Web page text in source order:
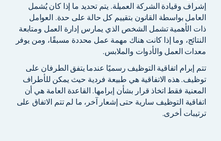
إشراف وقيادة الشركة العميلة. يتم تحديد ما إذا كان يُشمل
العامل بواسطة القانون بتقييم كل حالة على حدة. العوامل
ذات الأهمية تشمل الشخص الذي يمارس إدارة العمل ومتابعة
النتائج، وما إذا كانت هناك مهمة عمل محددة مسبقًا، ومن يوفر
معدات العمل والأدوات والملابس.
تتم إبرام اتفاقية التوظيف رسميًا عندما يتفق الطرفان على
توظيف. هذه الاتفاقية هي طبيعة فردية حيث يمكن للأطراف
المعنية فقط اتخاذ قرار بشأن إبرامها. القاعدة العامة هي أن
اتفاقية التوظيف سارية حتى إشعار آخر، ما لم تتم الاتفاق على
ترتيبات أخرى.